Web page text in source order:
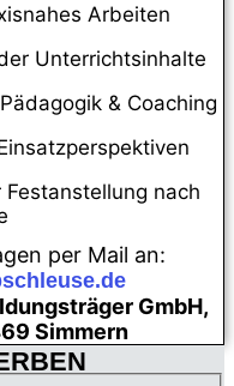
Arbeiten
Unterrichtsinhalte
& Coaching
nach
per Mail an:
GmbH,
Simmern